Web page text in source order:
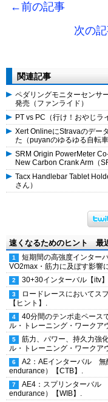
←前の記事
次の
関連記事
ペダリングモニターセンサ
発売（ファンライド）
PT vs PC（行け！おやじラ
Xert OnlineにStravaのデー
た（puyanのゆるゆる自転車
SRM Origin PowerMeter
New Carbon Crank Arm（
Tacx Handlebar Tablet
さん）
速くなるためのヒント 最
短期間の高強度インター
VO2max・筋力に及ぼす影響
30+30インターバル【itv
ロードレースにおいてス
【ヒント】.
40分間のテンポ走ペース
ル・トレーニング・ワークア
筋力、パワー、持久力強
ル・トレーニング・ワークア
A2：AEインターバル 無
endurance）【CTB】.
AE4：スプリンターバル
endurance）【WIB】.